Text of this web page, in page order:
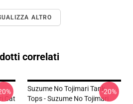
ALTRO
correlati
Cat
Suzume No Tojimari Tank
Tops - Suzume No Tojimari
-20%